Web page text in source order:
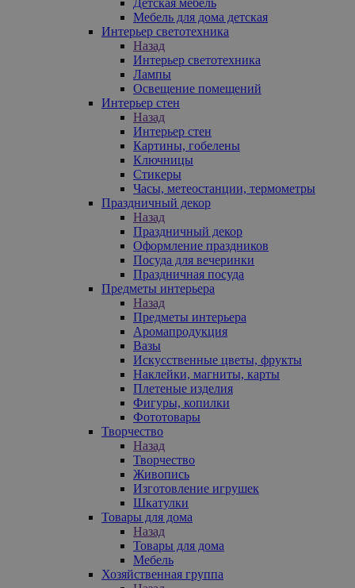
Мебель для дома детская
Интерьер светотехника
Назад
Интерьер светотехника
Лампы
Освещение помещений
Интерьер стен
Назад
Интерьер стен
Картины, гобелены
Ключницы
Стикеры
Часы, метеостанции, термометры
Праздничный декор
Назад
Праздничный декор
Оформление праздников
Посуда для вечеринки
Праздничная посуда
Предметы интерьера
Назад
Предметы интерьера
Аромапродукция
Вазы
Искусственные цветы, фрукты
Наклейки, магниты, карты
Плетеные изделия
Фигуры, копилки
Фототовары
Творчество
Назад
Творчество
Живопись
Изготовление игрушек
Шкатулки
Товары для дома
Назад
Товары для дома
Мебель
Хозяйственная группа